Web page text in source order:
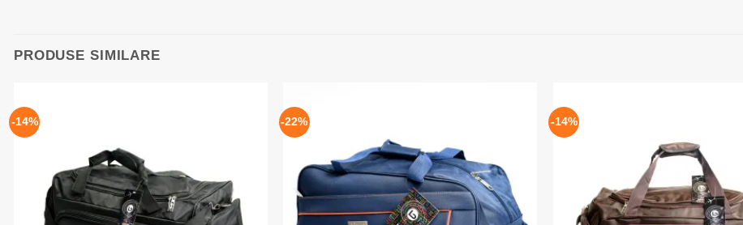
PRODUSE SIMILARE
-14% -22% -14%